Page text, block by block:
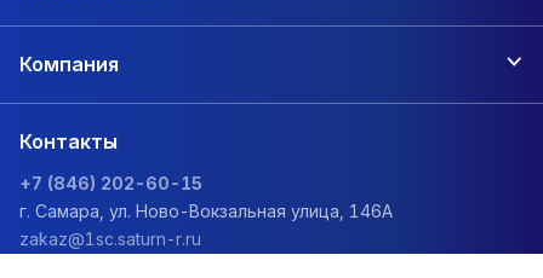
Компания
Контакты
+7 (846) 202-60-15
г. Самара, ул. Ново-Вокзальная улица, 146А
zakaz@1sc.saturn-r.ru